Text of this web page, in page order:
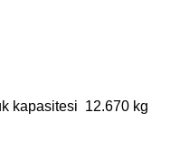
kapasitesi 12.670 kg